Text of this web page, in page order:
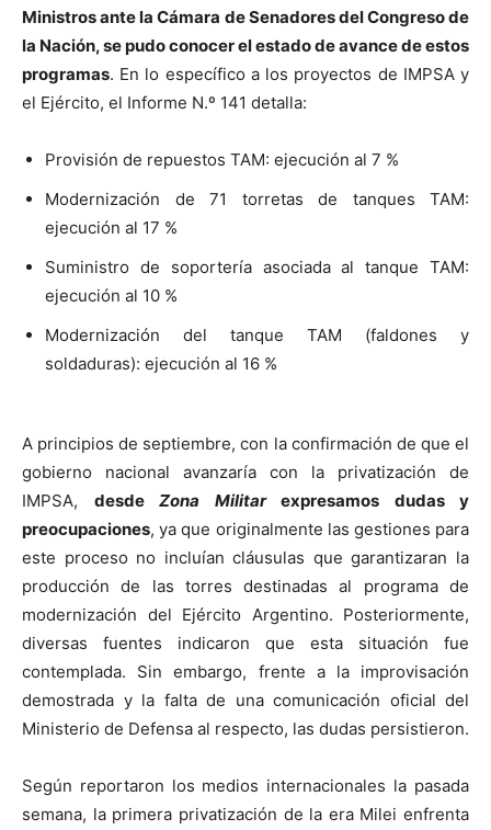
Ministros ante la Cámara de Senadores del Congreso de
la Nación, se pudo conocer el estado de avance de estos
programas. En lo específico a los proyectos de IMPSA y
el Ejército, el Informe N.º 141 detalla:
Provisión de repuestos TAM: ejecución al 7 %
Modernización de 71 torretas de tanques TAM:
ejecución al 17 %
Suministro de soportería asociada al tanque TAM:
ejecución al 10 %
Modernización del tanque TAM (faldones y
soldaduras): ejecución al 16 %
A principios de septiembre, con la confirmación de que el
gobierno nacional avanzaría con la privatización de
IMPSA, desde Zona Militarexpresamos dudas y
preocupaciones, ya que originalmente las gestiones para
este proceso no incluían cláusulas que garantizaran la
producción de las torres destinadas al programa de
modernización del Ejército Argentino. Posteriormente,
diversas fuentes indicaron que esta situación fue
contemplada. Sin embargo, frente a la improvisación
demostrada y la falta de una comunicación oficial del
Ministerio de Defensa al respecto, las dudas persistieron.
Según reportaron los medios internacionales la pasada
semana, la primera privatización de la era Milei enfrenta